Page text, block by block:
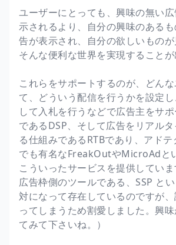
ユーザーにとっても、興味の無い
示されるより、自分の興味のある
告が表示され、自分の欲しいものが
そんな便利な世界を実現することが
これらをサポートするのが、どん
て、どういう配信を行うかを設定
して入札を行うなどで広告主をサ
であるDSP、そして広告をリアル
る仕組みであるRTBであり、アド
でも有名なFreakOutやMicroAdと
こういったサービスを提供していま
広告枠側のツールである、SSP と
対になって存在しているのですが
ってしまうため割愛しました。興
てみて下さいね。）